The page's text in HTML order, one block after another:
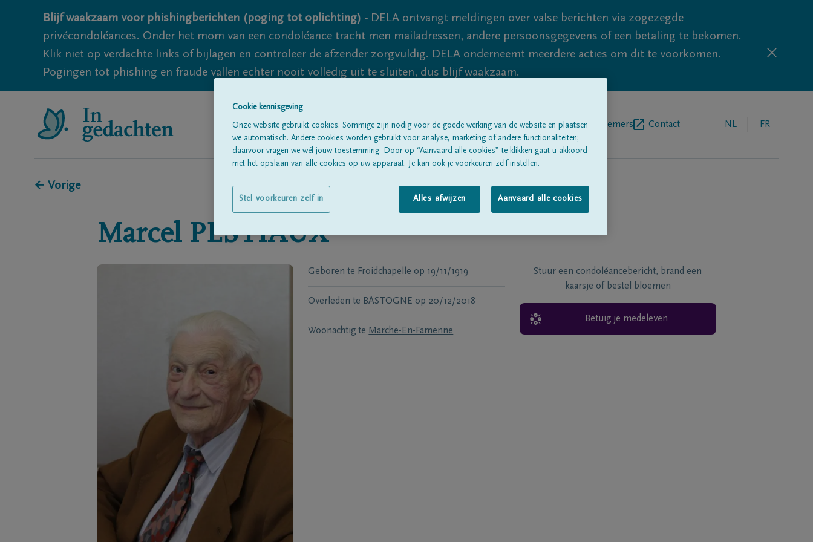
Blijf waakzaam voor phishingberichten (poging tot oplichting) - DELA ontvangt meldingen over valse berichten via zogezegde
privécondoléances. Onder het mom van een condoléance tracht men mailadressen, andere persoonsgegevens of een betaling te bekomen.
Klik niet op verdachte links of bijlagen en controleer de afzender zorgvuldig. DELA onderneemt meerdere acties om dit te voorkomen.
Pogingen tot phishing en fraude vallen echter nooit volledig uit te sluiten, dus blijf waakzaam.
Alle rouwberichtenOver onsBegrafenisondernemers Contact NL FR
← Vorige
Marcel PESTIAUX
Geboren te Froidchapelle op 19/11/1919
Overleden te BASTOGNE op 20/12/2018
Woonachtig te Marche-En-Famenne
Stuur een condoléancebericht, brand een
kaarsje of bestel bloemen
Betuig je medeleven
Cookie kennisgeving
Onze website gebruikt cookies. Sommige zijn nodig voor de goede werking van de website en plaatsen
we automatisch. Andere cookies worden gebruikt voor analyse, marketing of andere functionaliteiten;
daarvoor vragen we wél jouw toestemming. Door op “Aanvaard alle cookies” te klikken gaat u akkoord
met het opslaan van alle cookies op uw apparaat. Je kan ook je voorkeuren zelf instellen.
Alles afwijzen Aanvaard alle cookies
Stel voorkeuren zelf in